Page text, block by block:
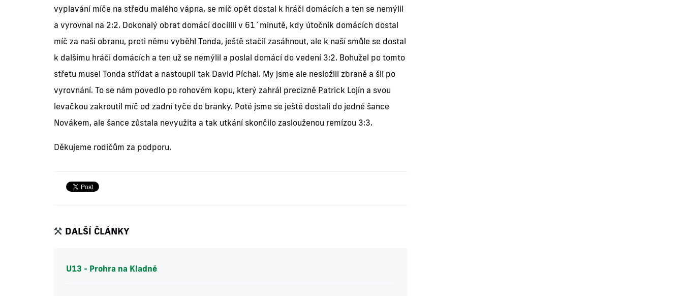
vyplavání míče na středu malého vápna, se míč opět dostal k hráči domácích a ten se nemýlil
a vyrovnal na 2:2. Dokonalý obrat domácí docílili v 61´minutě, kdy útočník domácích dostal
míč za naši obranu, proti němu vyběhl Tonda, ještě stačil zasáhnout, ale k naší smůle se dostal
k dalšímu hráči domácích a ten už se nemýlil a poslal domácí do vedení 3:2. Bohužel po tomto
střetu musel Tonda střídat a nastoupil tak David Píchal. My jsme ale nesložili zbraně a šli po
vyrovnání. To se nám povedlo po rohovém kopu, který zahrál precizně Patrick Lojín a svou
levačkou zakroutil míč od zadní tyče do branky. Poté jsme se ještě dostali do jedné šance
Novákem, ale šance zůstala nevyužita a tak utkání skončilo zaslouženou remízou 3:3.
Děkujeme rodičům za podporu.
DALŠÍ ČLÁNKY
U13 - Prohra na Kladně